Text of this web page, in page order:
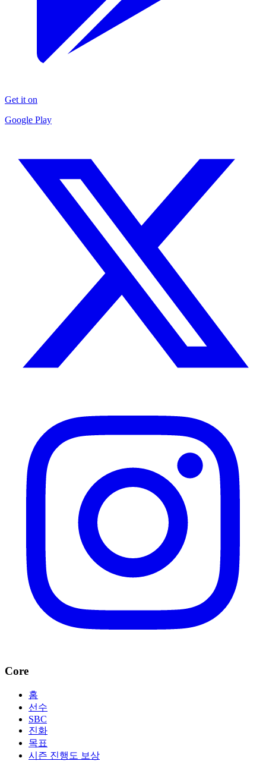
Get it on
Google Play
Core
홈
선수
SBC
진화
목표
시즌 진행도 보상